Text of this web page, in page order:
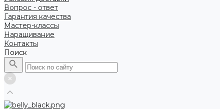
Вопрос - ответ
Гарантия качества
Мастер-классы
Наращивание
Контакты
Поиск